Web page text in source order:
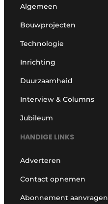
Algemeen
Bouwprojecten
Technologie
Inrichting
Duurzaamheid
Interview & Columns
Jubileum
HANDIGE LINKS
Adverteren
Contact opnemen
Abonnement aanvragen